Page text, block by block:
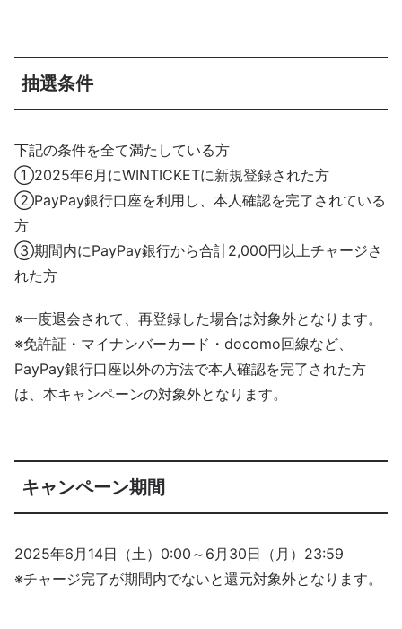
抽選条件
下記の条件を全て満たしている方
①2025年6月にWINTICKETに新規登録された方
②PayPay銀行口座を利用し、本人確認を完了されている
方
③期間内にPayPay銀行から合計2,000円以上チャージさ
れた方
※一度退会されて、再登録した場合は対象外となります。
※免許証・マイナンバーカード・docomo回線など、
PayPay銀行口座以外の方法で本人確認を完了された方
は、本キャンペーンの対象外となります。
キャンペーン期間
2025年6月14日（土）0:00～6月30日（月）23:59
※チャージ完了が期間内でないと還元対象外となります。